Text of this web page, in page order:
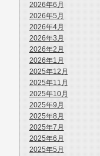
2026年6月
2026年5月
2026年4月
2026年3月
2026年2月
2026年1月
2025年12月
2025年11月
2025年10月
2025年9月
2025年8月
2025年7月
2025年6月
2025年5月